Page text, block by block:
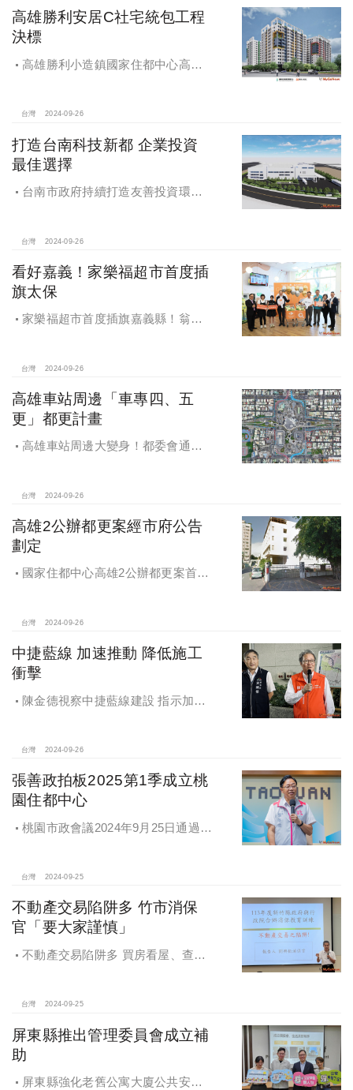
高雄勝利安居C社宅統包工程
決標
高雄勝利小造鎮國家住都中心高雄
台灣 2024-09-26
打造台南科技新都 企業投資
最佳選擇
台南市政府持續打造友善投資環
超過5萬個就業機會
台灣 2024-09-26
看好嘉義！家樂福超市首度插
旗太保
家樂福超市首度插旗嘉義縣！翁章
台灣 2024-09-26
高雄車站周邊「車專四、五
更」都更計畫
高雄車站周邊大變身！都委會通過
台灣 2024-09-26
高雄2公辦都更案經市府公告
劃定
國家住都中心高雄2公辦都更案首度
台灣 2024-09-26
中捷藍線 加速推動 降低施工
衝擊
陳金德視察中捷藍線建設 指示加速
台灣 2024-09-26
張善政拍板2025第1季成立桃
園住都中心
桃園市政會議2024年9月25日通過
住都中心
台灣 2024-09-25
不動產交易陷阱多 竹市消保
官「要大家謹慎」
不動產交易陷阱多 買房看屋、查
台灣 2024-09-25
屏東縣推出管理委員會成立補
助
屏東縣強化老舊公寓大廈公共安全